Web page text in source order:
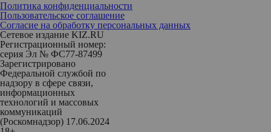
Политика конфиденциальности
Пользовательское соглашение
Согласие на обработку персональных данных
Сетевое издание KIZ.RU
Регистрационный номер:
серия Эл № ФС77-87499
Зарегистрировано
Федеральной службой по
надзору в сфере связи,
информационных
технологий и массовых
коммуникаций
(Роскомнадзор) 17.06.2024